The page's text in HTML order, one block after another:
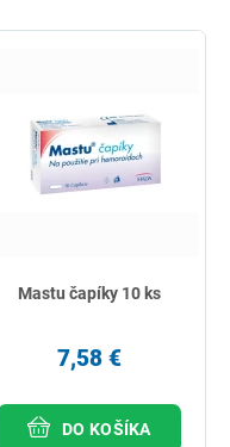
Mastu čapíky 10 ks
7,58 €
DO KOŠÍKA